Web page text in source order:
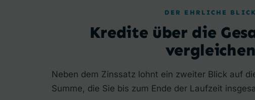
DER EHRLICHE BLICK
Kredite über die
vergleichen
Neben dem Zinssatz lohnt ein zweiter Blick auf
Summe, die Sie bis zum Ende der Laufzeit